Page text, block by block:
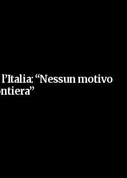
l’Italia: “Nessun motivo